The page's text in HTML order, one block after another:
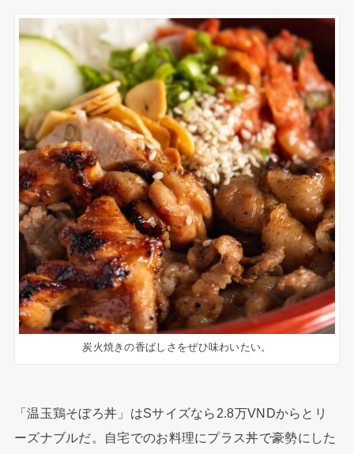
炭火焼きの香ばしさをぜひ味わいたい。
「温玉鶏そぼろ丼」はSサイズなら2.8万VNDからとリ
ーズナブルだ。自宅でのお料理にプラス丼で豪勢にした